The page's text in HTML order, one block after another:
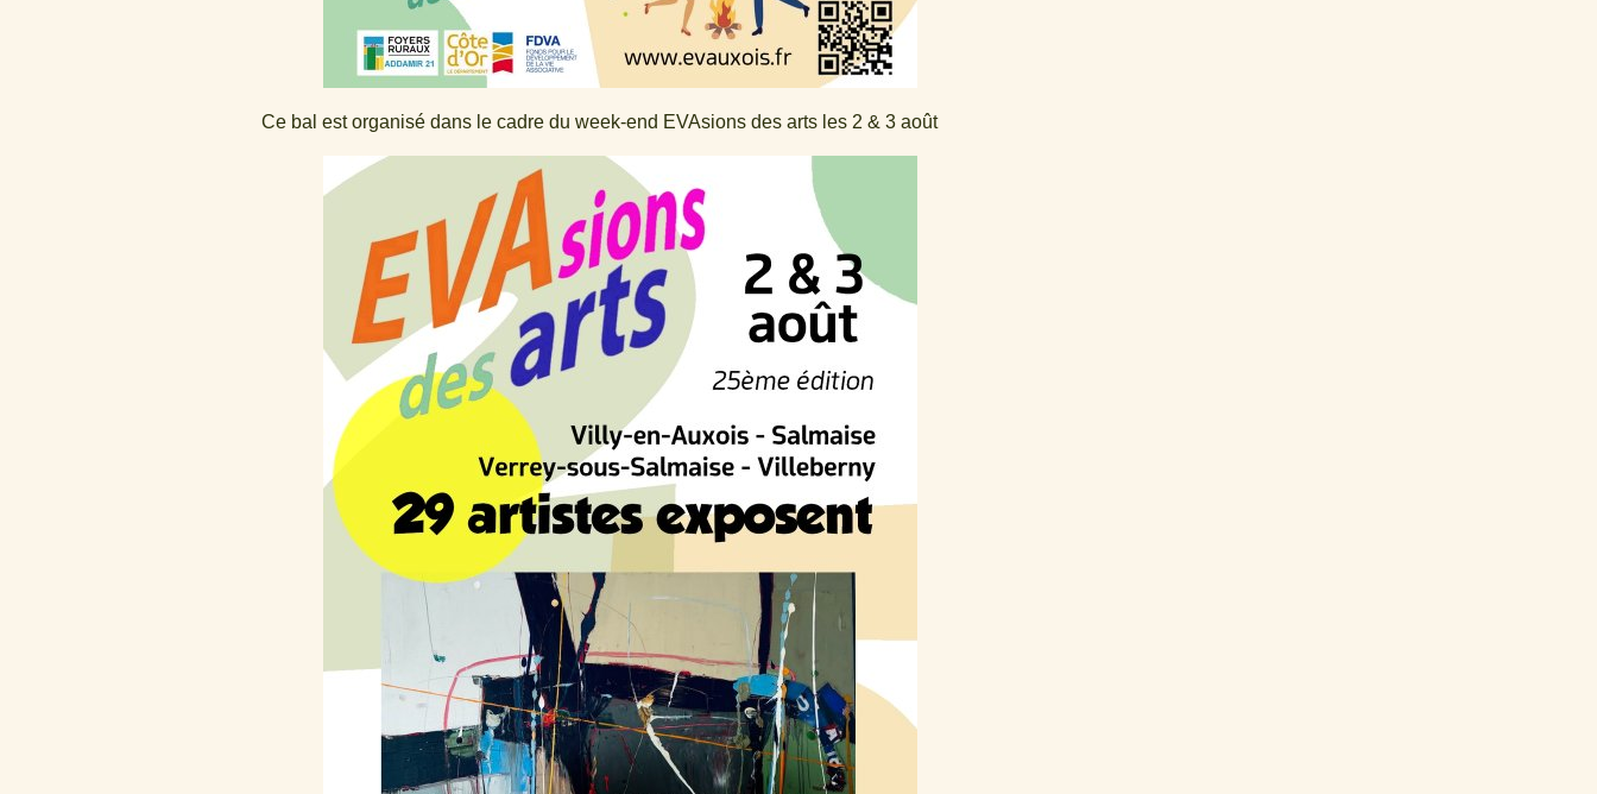
Ce bal est organisé dans le cadre du week-end EVAsions des arts les 2 & 3 août